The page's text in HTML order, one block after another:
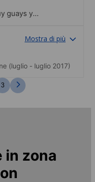
guays y
Mostra di più
(luglio - luglio 2017)
3
in zona